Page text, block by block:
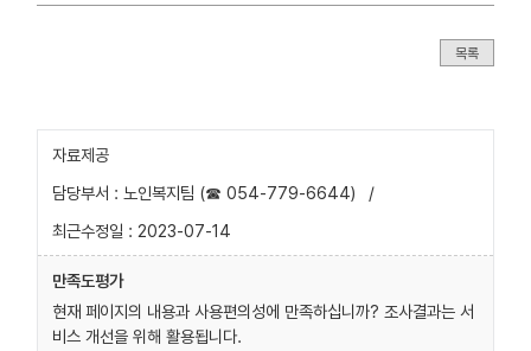
목록
자료제공
담당부서 : 노인복지팀 (☎ 054-779-6644)
/
최근수정일 : 2023-07-14
만족도평가
현재 페이지의 내용과 사용편의성에 만족하십니까? 조사결과는 서
비스 개선을 위해 활용됩니다.